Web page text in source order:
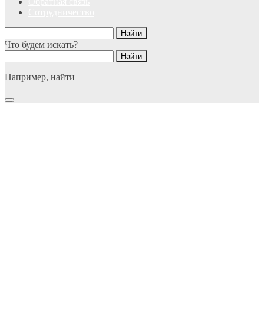
Что будем искать?
Например, найти